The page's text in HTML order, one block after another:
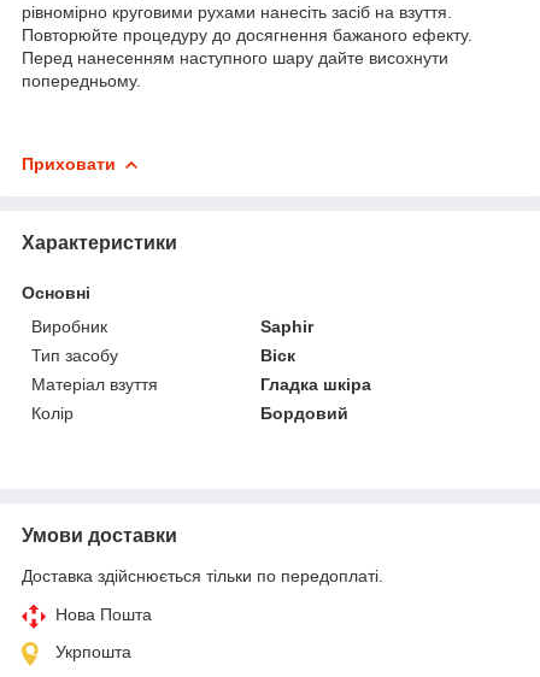
рівномірно круговими рухами нанесіть засіб на взуття.
Повторюйте процедуру до досягнення бажаного ефекту.
Перед нанесенням наступного шару дайте висохнути
попередньому.
Приховати
Характеристики
Основні
Виробник
Saphir
Тип засобу
Віск
Матеріал взуття
Гладка шкіра
Колір
Бордовий
Умови доставки
Доставка здійснюється тільки по передоплаті.
Нова Пошта
Укрпошта